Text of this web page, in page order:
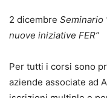
2 dicembre Seminario
nuove iniziative FER”
Per tutti i corsi sono
aziende associate ad